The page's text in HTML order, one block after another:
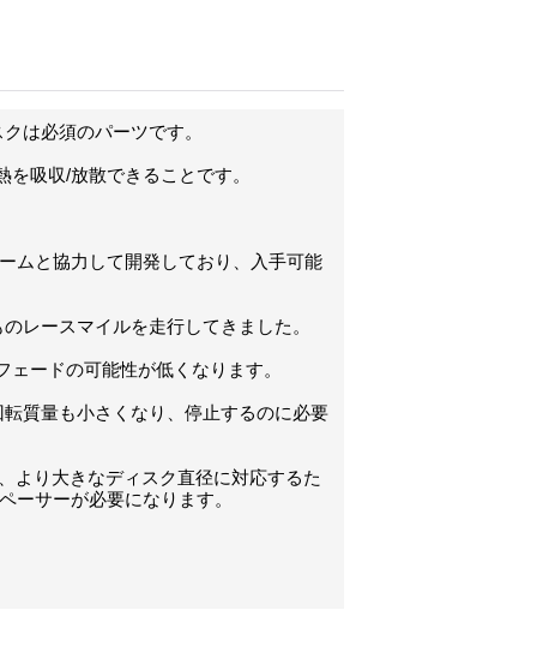
は必須のパーツです。
吸収/放散できることです。
ムと協力して開発しており、入手可能
レースマイルを走行してきました。
ードの可能性が低くなります。
質量も小さくなり、停止するのに必要
より大きなディスク直径に対応するた
ーサーが必要になります。